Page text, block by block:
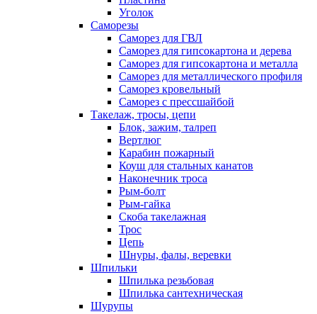
Уголок
Саморезы
Саморез для ГВЛ
Саморез для гипсокартона и дерева
Саморез для гипсокартона и металла
Саморез для металлического профиля
Саморез кровельный
Саморез с прессшайбой
Такелаж, тросы, цепи
Блок, зажим, талреп
Вертлюг
Карабин пожарный
Коуш для стальных канатов
Наконечник троса
Рым-болт
Рым-гайка
Скоба такелажная
Трос
Цепь
Шнуры, фалы, веревки
Шпильки
Шпилька резьбовая
Шпилька сантехническая
Шурупы